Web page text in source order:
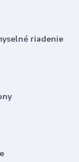
riadenie